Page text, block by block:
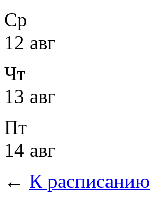
Ср
12 авг
Чт
13 авг
Пт
14 авг
← К расписанию